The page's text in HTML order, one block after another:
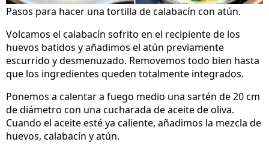
Pasos para hacer una tortilla de calabacín con atún.
Volcamos el calabacín sofrito en el recipiente de los
huevos batidos y añadimos el atún previamente
escurrido y desmenuzado. Removemos todo bien hasta
que los ingredientes queden totalmente integrados.
Ponemos a calentar a fuego medio una sartén de 20 cm
de diámetro con una cucharada de aceite de oliva.
Cuando el aceite esté ya caliente, añadimos la mezcla de
huevos, calabacín y atún.